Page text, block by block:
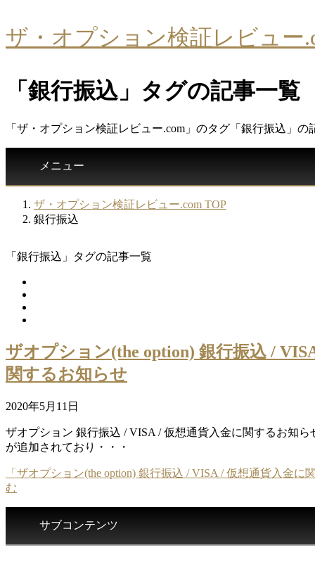
ザ・オプション検証レビュー
「銀行振込」タグの記事一覧
「ザ・オプション検証レビュー.com」のタグ「銀行振込」の
メニュー
ザ・オプション検証レビュー.com TOP
銀行振込
「銀行振込」タグの記事一覧
ザオプション(the option) 銀行振込 /
関するお知らせ
2020年5月11日
ザオプション 銀行振込 / VISA / 仮想通貨入金に関するお知ら
が追加されており・・・
「ザオプション(the option) 銀行振込 / VISA / 仮想通貨入金に
む
サブコンテンツ